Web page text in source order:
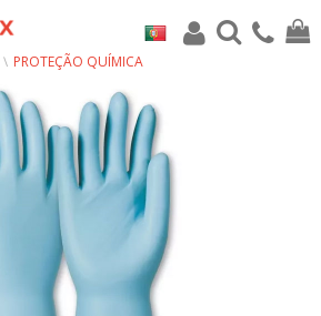
PROTEÇÃO QUÍMICA